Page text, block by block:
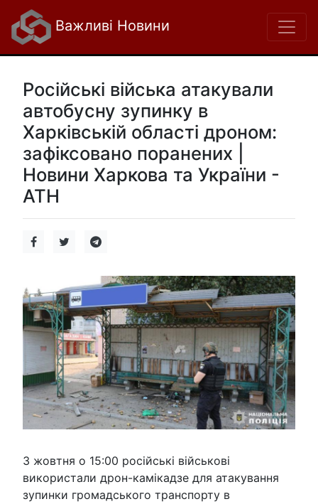
Важливі Новини
Російські війська атакували
автобусну зупинку в
Харківській області дроном:
зафіксовано поранених |
Новини Харкова та України -
АТН
3 жовтня о 15:00 російські військові
використали дрон-камікадзе для атакування
зупинки громадського транспорту в